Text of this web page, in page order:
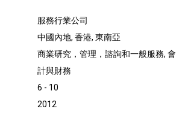
服務行業公司
中國內地, 香港, 東南亞
商業研究，管理，諮詢和一般服務, 會
計與財務
6 - 10
2012